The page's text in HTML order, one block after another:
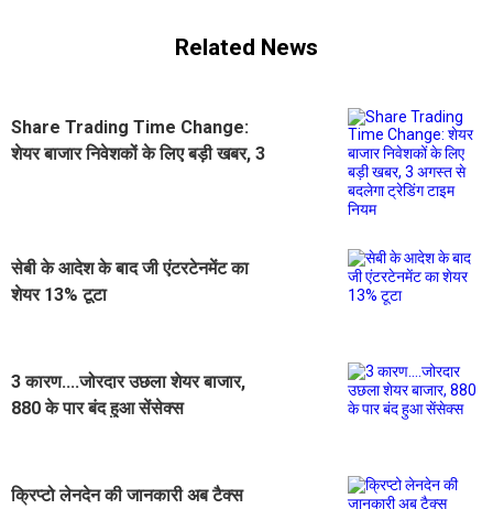
Related News
Share Trading Time Change:
शेयर बाजार निवेशकों के लिए बड़ी खबर, 3
सेबी के आदेश के बाद जी एंटरटेनमेंट का
शेयर 13% टूटा
3 कारण....जोरदार उछला शेयर बाजार,
880 के पार बंद हुआ सेंसेक्स
क्रिप्टो लेनदेन की जानकारी अब टैक्स